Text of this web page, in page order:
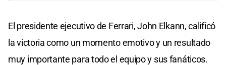
El presidente ejecutivo de Ferrari, John Elkann, calificó
la victoria como un momento emotivo y un resultado
muy importante para todo el equipo y sus fanáticos.